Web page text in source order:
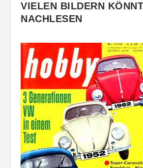
VIELEN BILDERN
NACHLESEN